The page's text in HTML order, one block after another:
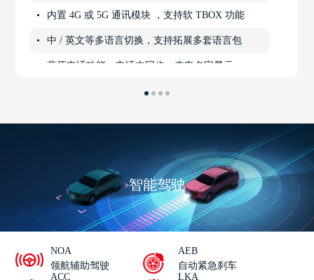
内置 4G 或 5G 通讯模块 ，支持软 TBOX 功能
中 / 英文等多语言切换，支持拓展多套语言包
蓝牙电话功能，电话本同步、来电名字显示
智能驾驶
NOA
领航辅助驾驶
AEB
自动紧急刹车
ACC
LKA